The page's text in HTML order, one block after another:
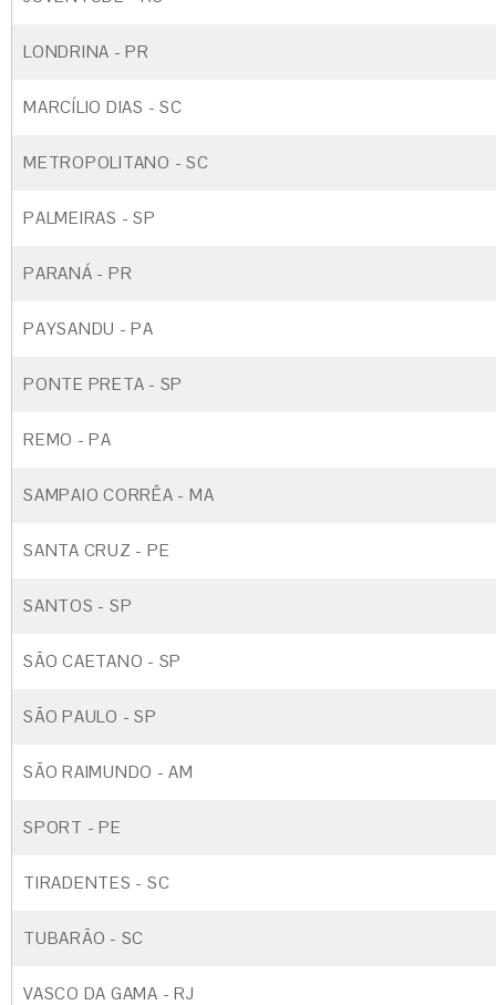
LONDRINA - PR
MARCÍLIO DIAS - SC
METROPOLITANO - SC
PALMEIRAS - SP
PARANÁ - PR
PAYSANDU - PA
PONTE PRETA - SP
REMO - PA
SAMPAIO CORRÊA - MA
SANTA CRUZ - PE
SANTOS - SP
SÃO CAETANO - SP
SÃO PAULO - SP
SÃO RAIMUNDO - AM
SPORT - PE
TIRADENTES - SC
TUBARÃO - SC
VASCO DA GAMA - RJ